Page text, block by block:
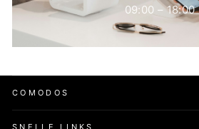
09:00 – 18:00
COMODOS
SNELLE LINKS